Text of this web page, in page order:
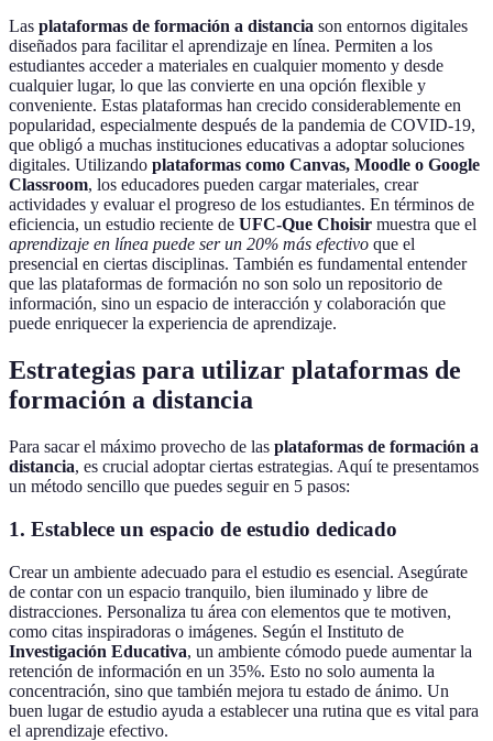
Las plataformas de formación a distancia son entornos digitales
diseñados para facilitar el aprendizaje en línea. Permiten a los
estudiantes acceder a materiales en cualquier momento y desde
cualquier lugar, lo que las convierte en una opción flexible y
conveniente. Estas plataformas han crecido considerablemente en
popularidad, especialmente después de la pandemia de COVID-19,
que obligó a muchas instituciones educativas a adoptar soluciones
digitales. Utilizando plataformas como Canvas, Moodle o Google
Classroom, los educadores pueden cargar materiales, crear
actividades y evaluar el progreso de los estudiantes. En términos de
eficiencia, un estudio reciente de UFC-Que Choisir muestra que el
aprendizaje en línea puede ser un 20% más efectivo que el
presencial en ciertas disciplinas. También es fundamental entender
que las plataformas de formación no son solo un repositorio de
información, sino un espacio de interacción y colaboración que
puede enriquecer la experiencia de aprendizaje.
Estrategias para utilizar plataformas de
formación a distancia
Para sacar el máximo provecho de las plataformas de formación a
distancia, es crucial adoptar ciertas estrategias. Aquí te presentamos
un método sencillo que puedes seguir en 5 pasos:
1. Establece un espacio de estudio dedicado
Crear un ambiente adecuado para el estudio es esencial. Asegúrate
de contar con un espacio tranquilo, bien iluminado y libre de
distracciones. Personaliza tu área con elementos que te motiven,
como citas inspiradoras o imágenes. Según el Instituto de
Investigación Educativa, un ambiente cómodo puede aumentar la
retención de información en un 35%. Esto no solo aumenta la
concentración, sino que también mejora tu estado de ánimo. Un
buen lugar de estudio ayuda a establecer una rutina que es vital para
el aprendizaje efectivo.